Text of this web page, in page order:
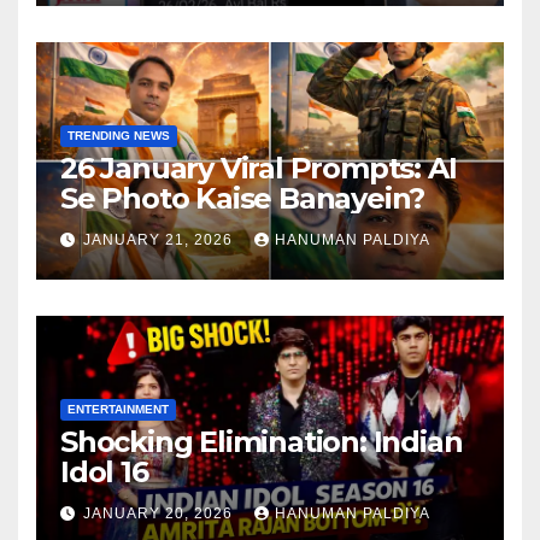
TRENDING NEWS
26 January Viral Prompts: AI
Se Photo Kaise Banayein?
JANUARY 21, 2026 HANUMAN PALDIYA
ENTERTAINMENT
Shocking Elimination: Indian
Idol 16
JANUARY 20, 2026 HANUMAN PALDIYA